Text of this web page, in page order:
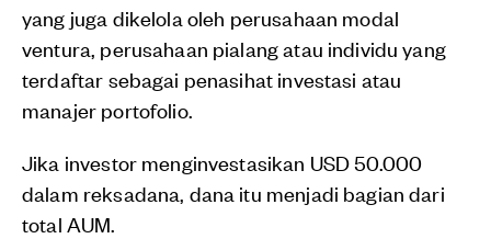
yang juga dikelola oleh perusahaan modal
ventura, perusahaan pialang atau individu yang
terdaftar sebagai penasihat investasi atau
manajer portofolio.
Jika investor menginvestasikan USD 50.000
dalam reksadana, dana itu menjadi bagian dari
total AUM.